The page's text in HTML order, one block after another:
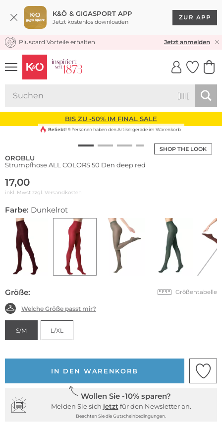
K&Ö & GIGASPORT APP
Jetzt kostenlos downloaden
ZUR APP
KOSTENLOSER VERSAND* & RÜCKVERSAND
Pluscard Vorteile erhalten Jetzt anmelden
UNSERE APP
CLICK &
BIS ZU -50% IM FINAL SALE
SHOP THE LOOK
Beliebt! 9 Personen haben den Artikel gerade im Warenkorb
OROBLU
Strumpfhose ALL COLORS 50 Den deep red
17,00
inkl. Mwst zzgl. Versandkosten
Farbe: Dunkelrot
Größe: Größentabelle
Welche Größe passt mir?
S/M L/XL
IN DEN WARENKORB
Wollen Sie -10% sparen?
Melden Sie sich jetzt für den Newsletter an.
Beachten Sie die Gutscheinbedingungen.